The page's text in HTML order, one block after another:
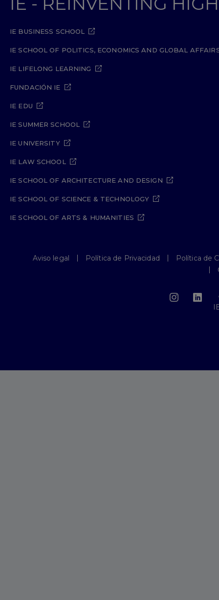
IE BUSINESS SCHOOL
IE SCHOOL OF POLITICS, ECONOMICS AND GLOBAL
IE LIFELONG LEARNING
FUNDACIÓN IE
IE EDU
IE SUMMER SCHOOL
IE UNIVERSITY
IE LAW SCHOOL
IE SCHOOL OF ARCHITECTURE AND DESIGN
IE SCHOOL OF SCIENCE & TECHNOLOGY
IE SCHOOL OF ARTS & HUMANITIES
Aviso legal Política de Privacidad
Política de